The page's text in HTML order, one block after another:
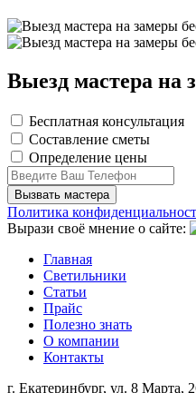
Выезд мастера на
Бесплатная консультация
Составление сметы
Определение цены
Политика
Вырази своё мнение о сайте:
Главная
Светильники
Статьи
Прайс
Полезно знать
О компании
Контакты
г. Екатеринбург, ул. 8 Марта,